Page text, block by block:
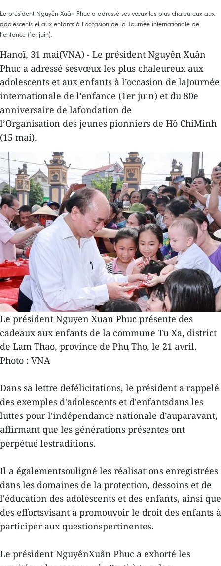
Le président Nguyên Xuân Phuc a adressé ses vœux les plus chaleureux aux
adolescents et aux enfants à l’occasion de la Journée internationale de
l’enfance (1er juin).
Hanoï, 31 mai(VNA) - Le président Nguyên Xuân
Phuc a adressé sesvœux les plus chaleureux aux
adolescents et aux enfants à l’occasion de laJournée
internationale de l’enfance (1er juin) et du 80e
anniversaire de lafondation de
l’Organisation des jeunes pionniers de Hô ChiMinh
(15 mai).
Le président Nguyen Xuan Phuc présente des
cadeaux aux enfants de la commune Tu Xa, district
de Lam Thao, province de Phu Tho, le 21 avril.
Photo : VNA
Dans sa lettre defélicitations, le président a rappelé
des exemples d'adolescents et d'enfantsdans les
luttes pour l'indépendance nationale d’auparavant,
affirmant que les générations présentes ont
perpétué lestraditions.
Il a égalementsouligné les réalisations enregistrées
dans les domaines de la protection, dessoins et de
l'éducation des adolescents et des enfants, ainsi que
des effortsvisant à promouvoir le droit des enfants à
participer aux questionspertinentes.
Le président NguyênXuân Phuc a exhorté les